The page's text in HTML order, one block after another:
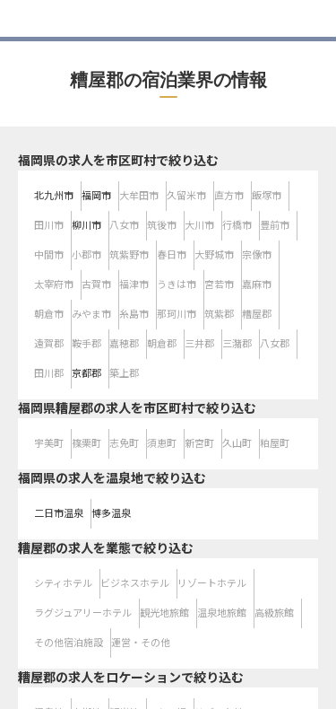
糟屋郡の宿泊業界の情報
福岡県の求人を市区町村で絞り込む
北九州市 福岡市 大牟田市 久留米市 直方市 飯塚市
田川市 柳川市 八女市 筑後市 大川市 行橋市 豊前市
中間市 小郡市 筑紫野市 春日市 大野城市 宗像市
太宰府市 古賀市 福津市 うきは市 宮若市 嘉麻市
朝倉市 みやま市 糸島市 那珂川市 筑紫郡 糟屋郡
遠賀郡 鞍手郡 嘉穂郡 朝倉郡 三井郡 三潴郡 八女郡
田川郡 京都郡 築上郡
福岡県糟屋郡の求人を市区町村で絞り込む
宇美町 篠栗町 志免町 須恵町 新宮町 久山町 粕屋町
福岡県の求人を温泉地で絞り込む
二日市温泉 博多温泉
糟屋郡の求人を業態で絞り込む
シティホテル ビジネスホテル リゾートホテル
ラグジュアリーホテル 観光地旅館 温泉地旅館 高級旅館
その他宿泊施設 運営・その他
糟屋郡の求人をロケーションで絞り込む